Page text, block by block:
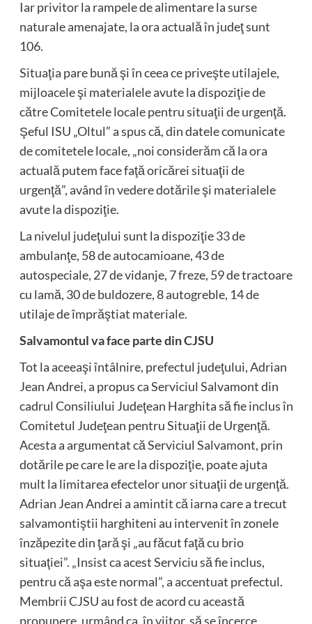
Iar privitor la rampele de alimentare la surse
naturale amenajate, la ora actuală în judeţ sunt
106.
Situaţia pare bună şi în ceea ce priveşte utilajele,
mijloacele şi materialele avute la dispoziţie de
către Comitetele locale pentru situaţii de urgenţă.
Şeful ISU „Oltul” a spus că, din datele comunicate
de comitetele locale, „noi considerăm că la ora
actuală putem face faţă oricărei situaţii de
urgenţă”, având în vedere dotările şi materialele
avute la dispoziţie.
La nivelul judeţului sunt la dispoziţie 33 de
ambulanţe, 58 de autocamioane, 43 de
autospeciale, 27 de vidanje, 7 freze, 59 de tractoare
cu lamă, 30 de buldozere, 8 autogreble, 14 de
utilaje de împrăştiat materiale.
Salvamontul va face parte din CJSU
Tot la aceeaşi întâlnire, prefectul judeţului, Adrian
Jean Andrei, a propus ca Serviciul Salvamont din
cadrul Consiliului Judeţean Harghita să fie inclus în
Comitetul Judeţean pentru Situaţii de Urgenţă.
Acesta a argumentat că Serviciul Salvamont, prin
dotările pe care le are la dispoziţie, poate ajuta
mult la limitarea efectelor unor situaţii de urgenţă.
Adrian Jean Andrei a amintit că iarna care a trecut
salvamontiştii harghiteni au intervenit în zonele
înzăpezite din ţară şi „au făcut faţă cu brio
situaţiei”. „Insist ca acest Serviciu să fie inclus,
pentru că aşa este normal”, a accentuat prefectul.
Membrii CJSU au fost de acord cu această
propunere, urmând ca, în viitor, să se încerce